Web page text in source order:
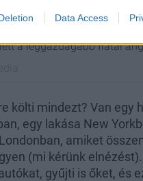
Data Access
a leggazdagabb fiatal
költi mindezt? Van egy
egy lakása New
amiket
(mi kérünk
gyűjti is őket, és